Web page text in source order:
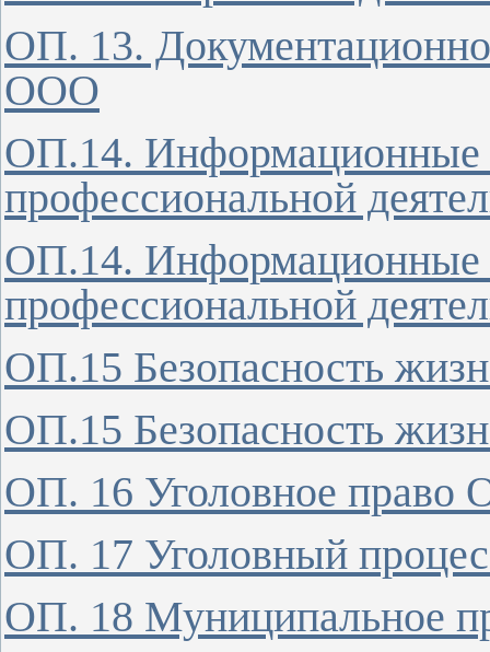
ОП. 13.
ООО
ОП.14. Информационные
профессиональной
ОП.14. Информационные
профессиональной
ОП.15 Безопасность
ОП.15 Безопасность
ОП. 16 Уголовное право
ОП. 17 Уголовный
ОП. 18 Муниципальное